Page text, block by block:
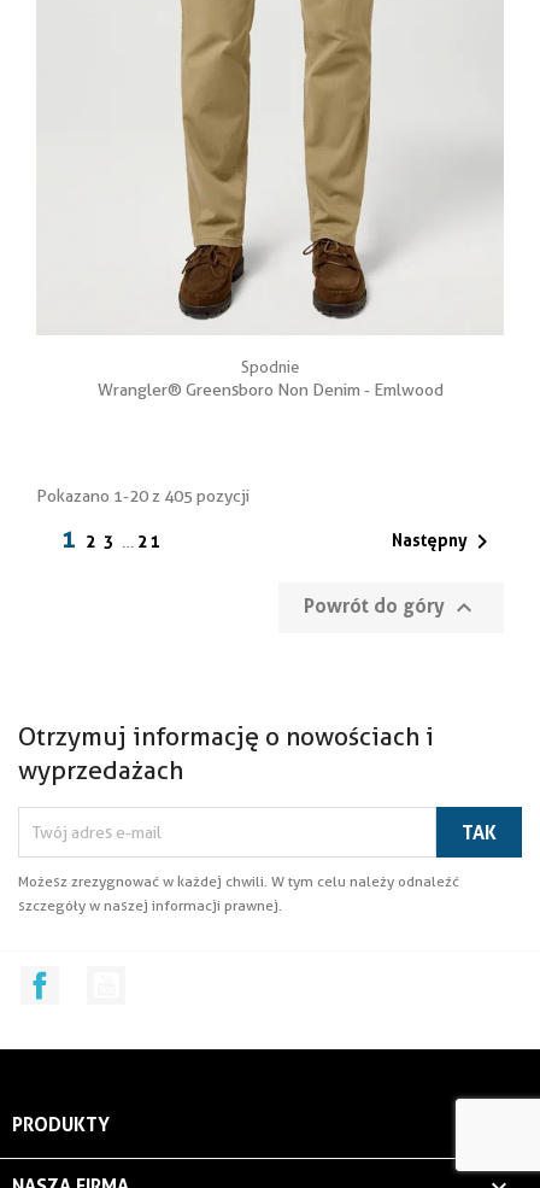
Spodnie
Wrangler® Greensboro Non Denim - Emlwood
Pokazano 1-20 z 405 pozycji
1 2 3 … 21 Następny 
Powrót do góry 
Otrzymuj informację o nowościach i
wyprzedażach
Możesz zrezygnować w każdej chwili. W tym celu należy odnaleźć
szczegóły w naszej informacji prawnej.
PRODUKTY